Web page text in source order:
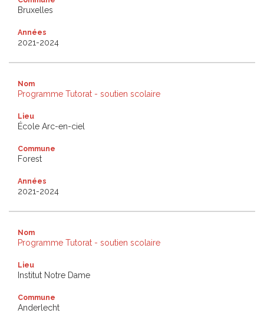
Bruxelles
Années
2021-2024
Nom
Programme Tutorat - soutien scolaire
Lieu
École Arc-en-ciel
Commune
Forest
Années
2021-2024
Nom
Programme Tutorat - soutien scolaire
Lieu
Institut Notre Dame
Commune
Anderlecht